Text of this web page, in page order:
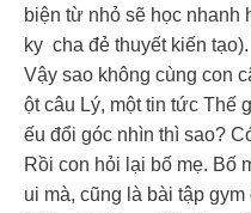
biện từ nhỏ sẽ học nhanh
ky cha đẻ thuyết kiến tạo).
Vậy sao không cùng con
ột câu Lý, một tin tức Thế
ếu đổi góc nhìn thì sao?
Rồi con hỏi lại bố mẹ. Bố
ui mà, cũng là bài tập gym